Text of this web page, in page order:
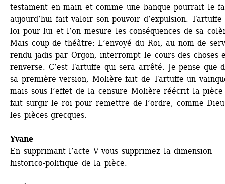
testament en main et comme une banque pourrait le
aujourd’hui fait valoir son pouvoir d’expulsion.
loi pour lui et l’on mesure les conséquences de sa
Mais coup de théâtre: L’envoyé du Roi, au nom de
rendu jadis par Orgon, interrompt le cours des choses
renverse. C’est Tartuffe qui sera arrêté. Je pense que
sa première version, Molière fait de Tartuffe un
mais sous l’effet de la censure Molière réécrit la
fait surgir le roi pour remettre de l’ordre, comme
les pièces grecques.
Yvane
En supprimant l’acte V vous supprimez la dimension
historico-politique de la pièce.